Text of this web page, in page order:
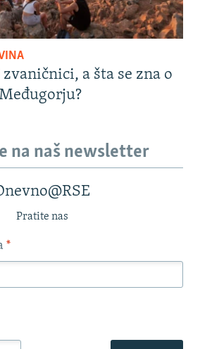
a šta se zna o
na naš newsletter
Pratite nas
*